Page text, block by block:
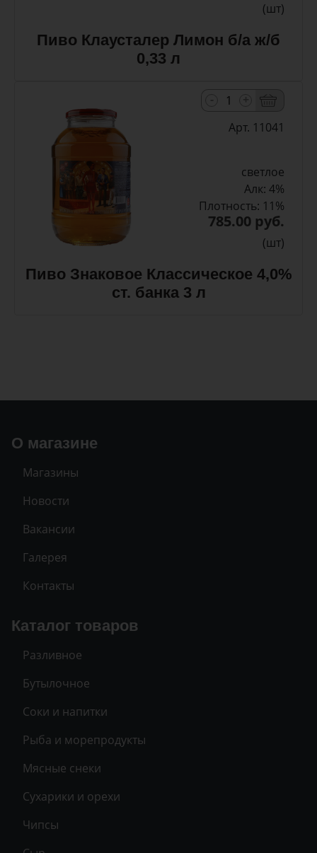
(шт)
Пиво Клаусталер Лимон б/а ж/б
0,33 л
Арт. 11041
светлое
Алк: 4%
Плотность: 11%
785.00 руб.
(шт)
Пиво Знаковое Классическое 4,0%
ст. банка 3 л
О магазине
Магазины
Новости
Вакансии
Галерея
Контакты
Каталог товаров
Разливное
Бутылочное
Соки и напитки
Рыба и морепродукты
Мясные снеки
Сухарики и орехи
Чипсы